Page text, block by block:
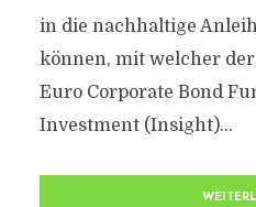
in die nachhaltige
können, mit welcher
Euro Corporate Bond
Investment (Insight)...